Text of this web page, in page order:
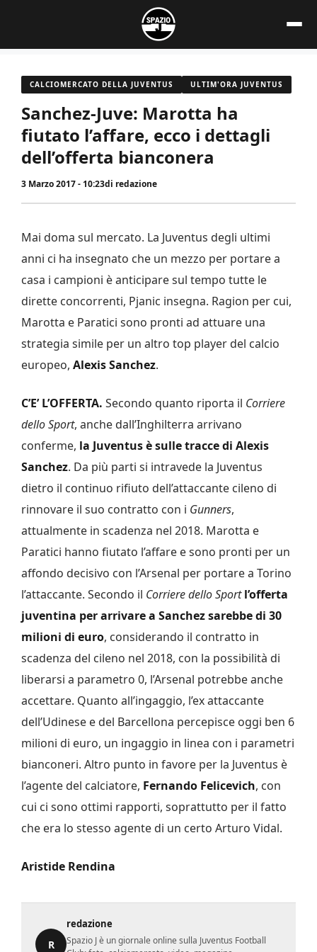
contenuto
CALCIOMERCATO DELLA JUVENTUS ULTIM'ORA JUVENTUS
Sanchez-Juve: Marotta ha
fiutato l’affare, ecco i dettagli
dell’offerta bianconera
3 Marzo 2017 - 10:23di redazione
Mai doma sul mercato. La Juventus degli ultimi
anni ci ha insegnato che un mezzo per portare a
casa i campioni è anticipare sul tempo tutte le
dirette concorrenti, Pjanic insegna. Ragion per cui,
Marotta e Paratici sono pronti ad attuare una
strategia simile per un altro top player del calcio
europeo, Alexis Sanchez.
C’E’ L’OFFERTA. Secondo quanto riporta il Corriere
dello Sport, anche dall’Inghilterra arrivano
conferme, la Juventus è sulle tracce di Alexis
Sanchez. Da più parti si intravede la Juventus
dietro il continuo rifiuto dell’attaccante cileno di
rinnovare il suo contratto con i Gunners,
attualmente in scadenza nel 2018. Marotta e
Paratici hanno fiutato l’affare e sono pronti per un
affondo decisivo con l’Arsenal per portare a Torino
l’attaccante. Secondo il Corriere dello Sport l’offerta
juventina per arrivare a Sanchez sarebbe di 30
milioni di euro, considerando il contratto in
scadenza del cileno nel 2018, con la possibilità di
liberarsi a parametro 0, l’Arsenal potrebbe anche
accettare. Quanto all’ingaggio, l’ex attaccante
dell’Udinese e del Barcellona percepisce oggi ben 6
milioni di euro, un ingaggio in linea con i parametri
bianconeri. Altro punto in favore per la Juventus è
l’agente del calciatore, Fernando Felicevich, con
cui ci sono ottimi rapporti, soprattutto per il fatto
che era lo stesso agente di un certo Arturo Vidal.
Aristide Rendina
R
redazione
Spazio J è un giornale online sulla Juventus Football